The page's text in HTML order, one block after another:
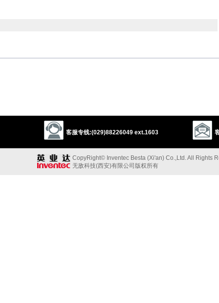
客服专线:(029)88226049 ext.1603
CopyRight© Inventec Besta (Xi'an) Co.,Ltd. All Rights
无敌科技(西安)有限公司版权所有